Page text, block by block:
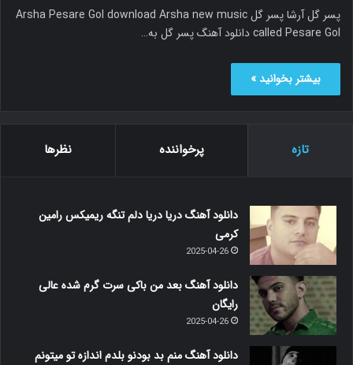
پسر گل آرشا پسر گل Arsha Pesare Gol download Arsha new music
called Pesare Gol دانلود آهنگ پسر گل به…
بیشتر بخوانید »
تازه پرخواننده نظرها
دانلود آهنگ دریا دریا دلم تنگه ریمیکس رامین
کرمی
2025-04-26
دانلود آهنگ بعد من باکی سرت گرم شده عالی
رایگان
2025-04-26
دانلود آهنگ منم بد بودنو بلدم اندازه تو میتونم